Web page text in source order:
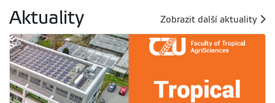
Aktuality Zobrazit další aktuality